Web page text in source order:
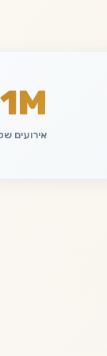
1M+
אירועים